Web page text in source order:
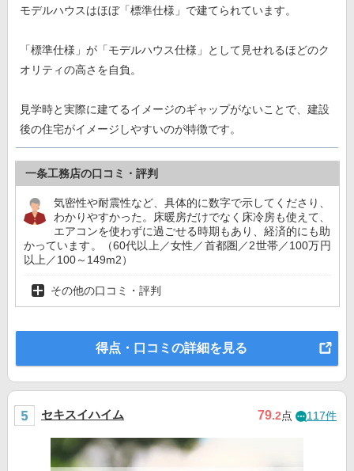
モデルハウスはほぼ「標準仕様」で建てられています。
「標準仕様」が「モデルハウス仕様」として見せれるほどのク
オリティの高さを自負。
見学時と実際に建てるイメージのギャップがないことで、建設
後の住宅がイメージしやすいのが特徴です。
一条工務店の口コミ・評判
気密性や耐震性など、具体的に数字で示してくださり、
わかりやすかった。床暖房だけでなく床冷房も使えて、
エアコンを使わずに過ごせる時期もあり、経済的にも助
かっています。（60代以上／女性／首都圏／2世帯／100万円
以上／100～149m2）
その他の口コミ・評判
得点・口コミの詳細を見る
セキスイハイム 79.2点 117件